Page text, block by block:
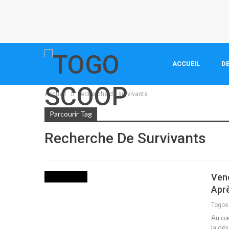
ACCUEIL
Accueil recherche de survivants
Parcourir Tag
Recherche De Survivants
Au
la